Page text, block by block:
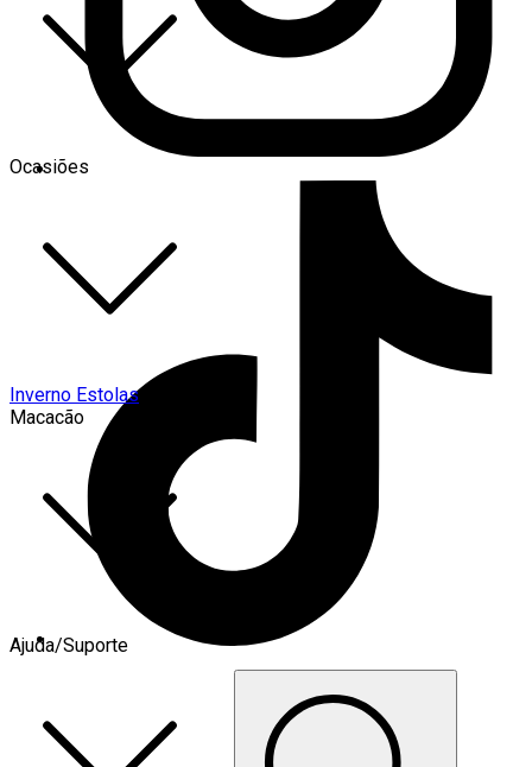
Ocasiões
Inverno Estolas
Macacão
Ajuda/Suporte